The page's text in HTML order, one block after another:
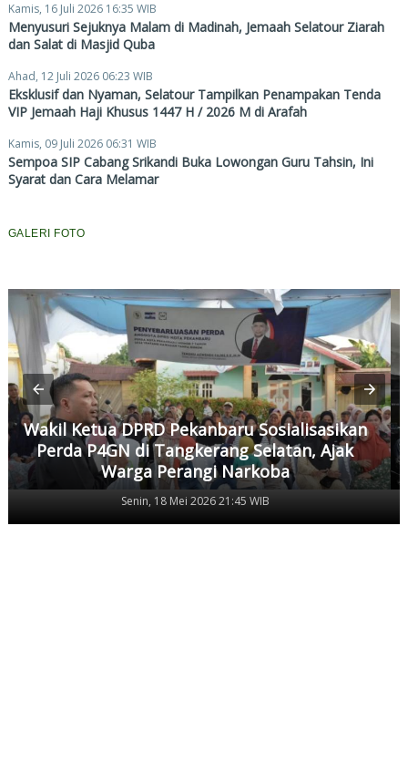
Kamis, 16 Juli 2026 16:35 WIB
Menyusuri Sejuknya Malam di Madinah, Jemaah Selatour Ziarah
dan Salat di Masjid Quba
Ahad, 12 Juli 2026 06:23 WIB
Eksklusif dan Nyaman, Selatour Tampilkan Penampakan Tenda
VIP Jemaah Haji Khusus 1447 H / 2026 M di Arafah
Kamis, 09 Juli 2026 06:31 WIB
Sempoa SIP Cabang Srikandi Buka Lowongan Guru Tahsin, Ini
Syarat dan Cara Melamar
GALERI FOTO
Wakil Ketua DPRD Pekanbaru Sosialisasikan
Perda P4GN di Tangkerang Selatan, Ajak
Warga Perangi Narkoba
Senin, 18 Mei 2026 21:45 WIB